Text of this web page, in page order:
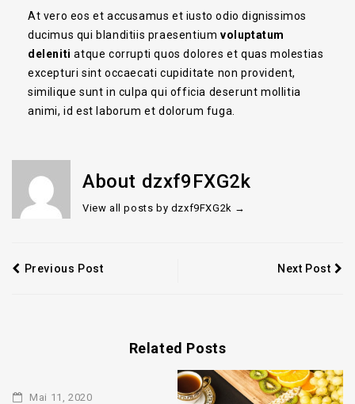
At vero eos et accusamus et iusto odio dignissimos
ducimus qui blanditiis praesentiumvoluptatum
deleniti atque corrupti quos dolores et quas molestias
excepturi sint occaecati cupiditate non provident,
similique sunt in culpa qui officia deserunt mollitia
animi, id est laborum et dolorum fuga.
About dzxf9FXG2k
View all posts by dzxf9FXG2k →
Previous Post Next Post
Related Posts
Mai 11, 2020